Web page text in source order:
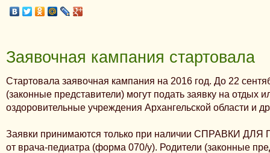
Заявочная кампания стартовала
Стартовала заявочная кампания на 2016 год. До 22
(законные представители) могут подать заявку на отдых
оздоровительные учреждения Архангельской области и
Заявки принимаются только при наличии СПРАВКИ
от врача-педиатра (форма 070/у). Родители (законные